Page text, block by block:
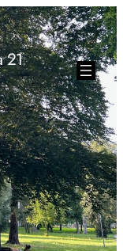
21